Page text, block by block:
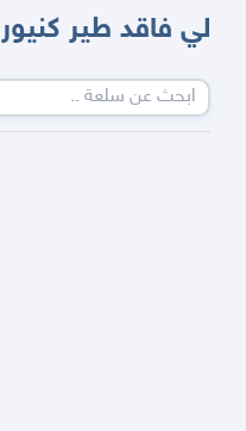
لي فاقد طير كنيور